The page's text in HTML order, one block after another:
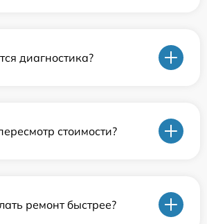
диагностика?
стоимости?
ремонт быстрее?